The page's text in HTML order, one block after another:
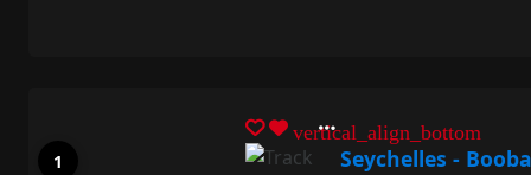
vertical_align_bottom
Seychelles - Booba